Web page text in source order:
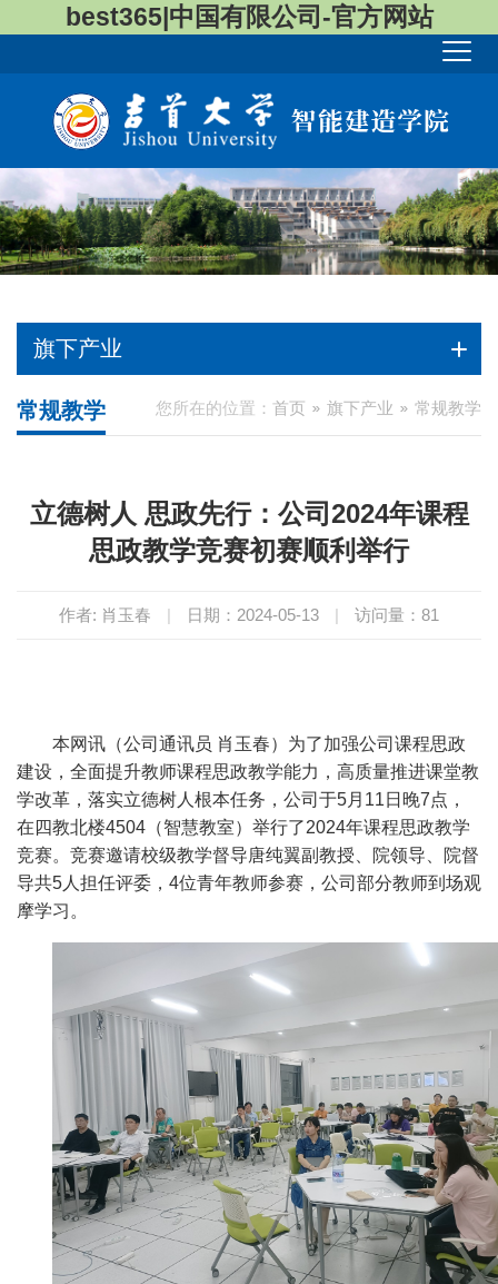
best365|中国有限公司-官方网站
旗下产业
您所在的位置： 首页 旗下产业 常规教学
常规教学
立德树人 思政先行：公司2024年课程
思政教学竞赛初赛顺利举行
作者: 肖玉春 | 日期：2024-05-13 | 访问量： 81
本网讯 （公司通讯员 肖玉春）为了加强公司课程思政
建设，全面提升教师课程思政教学能力，高质量推进课堂教
学改革，落实立德树人根本任务 ，公司于5月11日晚7点，
在四教北楼4504（智慧教室）举行了2024年课程思政教学
竞赛。竞赛邀请校级教学督导唐纯翼副教授、院领导、院督
导共5人担任评委，4位青年教师参赛，公司部分教师到场观
摩学习。